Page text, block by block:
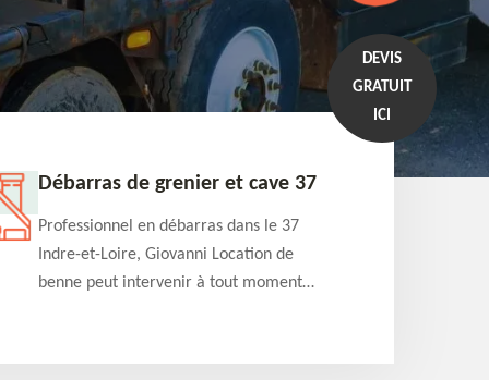
DEVIS
GRATUIT
ICI
Débarras de grenier et cave 37
Professionnel en débarras dans le 37
Indre-et-Loire, Giovanni Location de
benne peut intervenir à tout moment
détaillé offert